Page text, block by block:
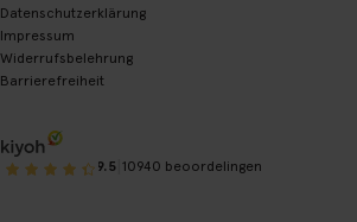
Datenschutzerklärung
Impressum
Widerrufsbelehrung
Barrierefreiheit
9.5 10940 beoordelingen